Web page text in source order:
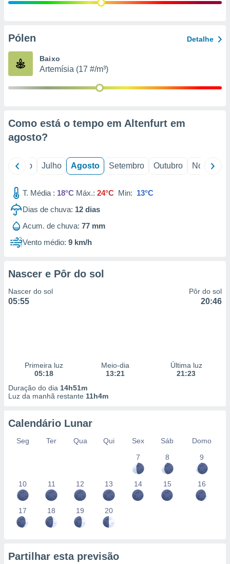
e
de
Pólen Detalhe
Baixo
Artemísia (17 #/m³)
Como está o tempo em Altenfurt em
agosto?
Junho Julho Agosto Setembro Outubro Novembro
T. Média : 18°C Máx.: 24°C Min: 13°C
Dias de chuva: 12 dias
Acum. de chuva: 77 mm
Vento médio: 9 km/h
Nascer e Pôr do sol
Nascer do sol
05:55
Pôr do sol
20:46
Primeira luz
05:18
Meio-dia
13:21
Última luz
21:23
Duração do dia 14h51m
Luz da manhã restante 11h4m
Calendário Lunar
Seg Ter Qua Qui Sex Sáb
Domo
7
8 9
10 11 12 13 14 15 16
17 18 19 20
Partilhar esta previsão